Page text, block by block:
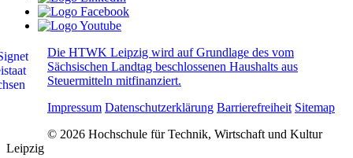
Die HTWK Leipzig wird auf Grundlage des vom
Sächsischen Landtag beschlossenen Haushalts aus
Steuermitteln mitfinanziert.
Impressum Datenschutzerklärung Barrierefreiheit Sitemap
© 2026 Hochschule für Technik, Wirtschaft und Kultur
Leipzig